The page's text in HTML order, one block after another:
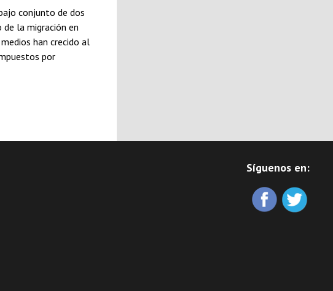
conjunto de dos
de la migración en
han crecido al
por
Síguenos en: